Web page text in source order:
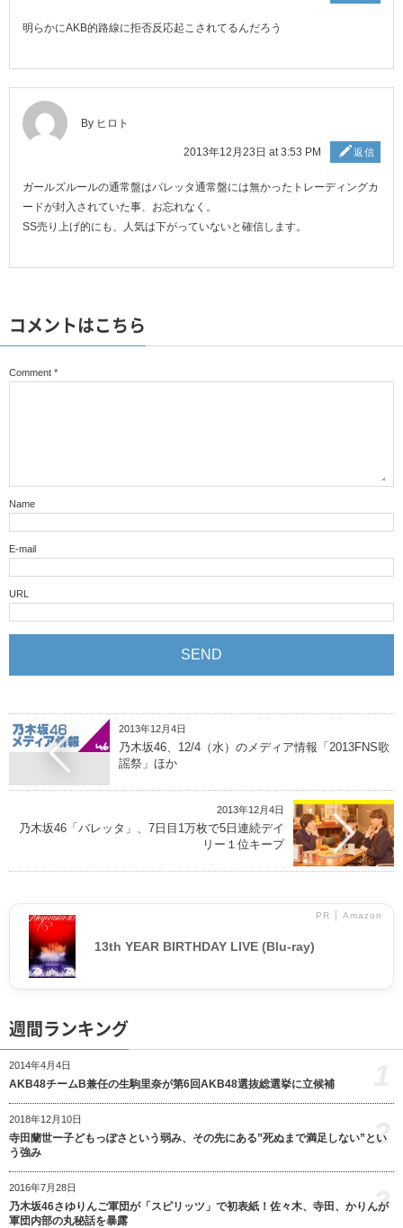
明らかにAKB的路線に拒否反応起こされてるんだろう
By ヒロト
2013年12月23日 at 3:53 PM 返信
ガールズルールの通常盤はバレッタ通常盤には無かったトレーディングカ
ードが封入されていた事、お忘れなく。
SS売り上げ的にも、人気は下がっていないと確信します。
コメントはこちら
Comment *
Name
E-mail
URL
2013年12月4日
乃木坂46、12/4（水）のメディア情報「2013FNS歌
謡祭」ほか
2013年12月4日
乃木坂46「バレッタ」、7日目1万枚で5日連続デイ
リー１位キープ
PR │ Amazon
13th YEAR BIRTHDAY LIVE (Blu-ray)
週間ランキング
2014年4月4日
AKB48チームB兼任の生駒里奈が第6回AKB48選抜総選挙に立候補
2018年12月10日
寺田蘭世ー子どもっぽさという弱み、その先にある”死ぬまで満足しない”とい
う強み
2
2016年7月28日
乃木坂46さゆりんご軍団が「スピリッツ」で初表紙！佐々木、寺田、かりんが
軍団内部の丸秘話を暴露
3